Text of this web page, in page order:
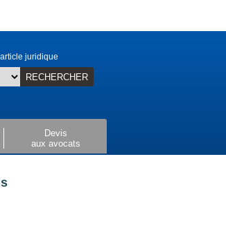
juridique
RECHERCHER
Devis
aux avocats